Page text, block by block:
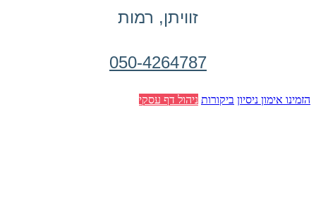
זוויתן, רמות
050-4264787
הזמינו אימון ניסיון ביקורות ניהול דף עסקי